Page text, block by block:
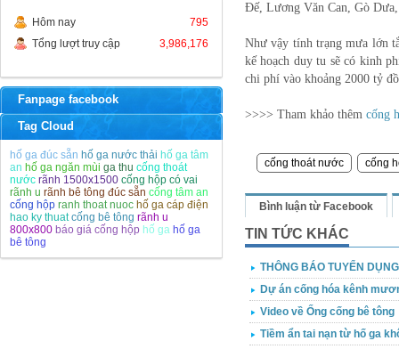
Đế, Lương Văn Can, Gò
Như vậy tính trạng mưa lớn
kế hoạch duy tu sẽ có kinh
chi phí vào khoảng 2000 tỷ
>>>> Tham khảo thêm cống
cống thoát nước cống
Bình luận từ Facebook
TIN TỨC KHÁC
THÔNG BÁO TUYỂN DỤNG
Dự án cống hóa kênh
Video về Ống cống bê tông
Tiềm ẩn tai nạn từ hố ga
Hôm nay
795
Tổng lượt truy cập
3,986,176
Fanpage facebook
Tag Cloud
hố ga đúc sẵn hố ga nước thải hố ga tâm
an hố ga ngăn mùi ga thu cống thoát
nước rãnh 1500x1500 cống hộp có vai
rãnh u rãnh bê tông đúc sẵn cống tâm an
cống hộp ranh thoat nuoc hố ga cáp điện
hao ky thuat cống bê tông rãnh u
800x800 báo giá cống hộp hố ga hố ga
bê tông